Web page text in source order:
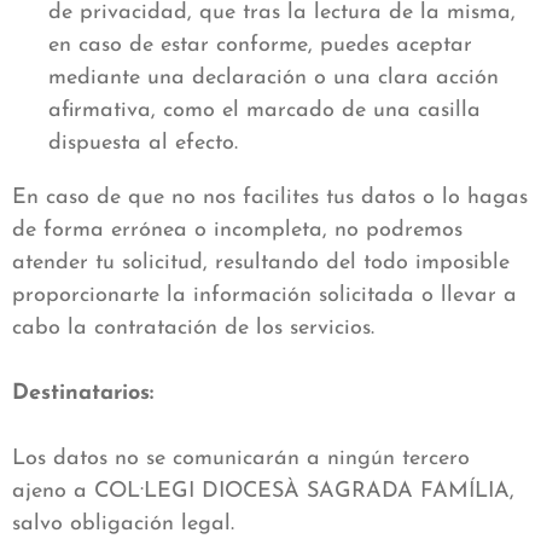
de privacidad, que tras la lectura de la misma,
en caso de estar conforme, puedes aceptar
mediante una declaración o una clara acción
afirmativa, como el marcado de una casilla
dispuesta al efecto.
En caso de que no nos facilites tus datos o lo hagas
de forma errónea o incompleta, no podremos
atender tu solicitud, resultando del todo imposible
proporcionarte la información solicitada o llevar a
cabo la contratación de los servicios.
Destinatarios:
Los datos no se comunicarán a ningún tercero
ajeno a COL·LEGI DIOCESÀ SAGRADA FAMÍLIA,
salvo obligación legal.